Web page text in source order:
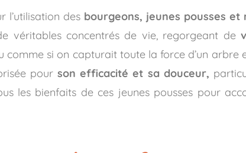
l’utilisation des bourgeons, jeunes pousses et
véritables concentrés de vie, regorgeant de
comme si on capturait toute la force d’un arbre
pour son efficacité et sa douceur,
les bienfaits de ces jeunes pousses pour